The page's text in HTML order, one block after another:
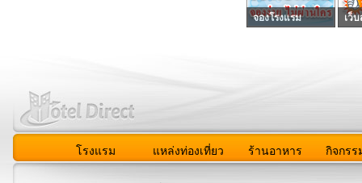
จองโรงแรม เว็
โรงแรม แหล่งท่องเที่ยว ร้านอาหาร กิจกรร